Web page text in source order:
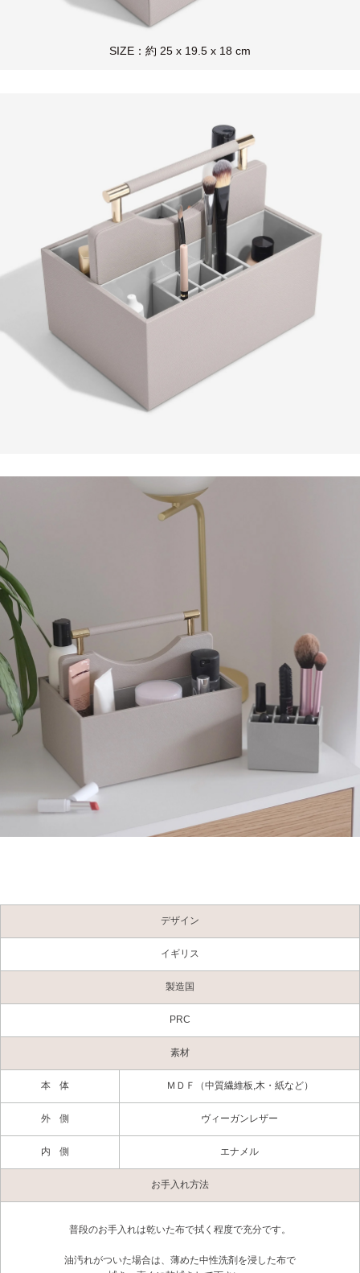
SIZE：約 25 x 19.5 x 18 cm
デザイン
イギリス
製造国
PRC
素材
本体 ＭＤＦ（中質繊維板,木・紙など）
外側 ヴィーガンレザー
内側 エナメル
お手入れ方法
普段のお手入れは乾いた布で拭く程度で充分です。
油汚れがついた場合は、薄めた中性洗剤を浸した布で